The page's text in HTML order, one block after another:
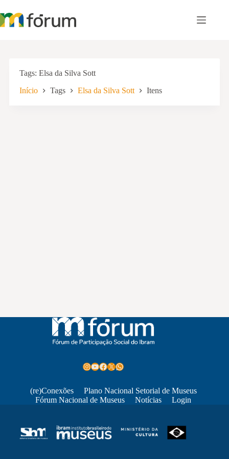
para
o
Tags Elsa da Silva Sott
Início Tags Elsa da Silva Sott Itens
Instagram
Youtube
Facebook
X WhatsApp
(re)Conexões
Plano Nacional Setorial de Museus
Fórum Nacional de Museus
Notícias Login